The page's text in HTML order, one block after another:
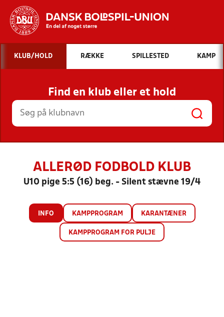
Hvad vil du søge efter?
INDHOLD OG NYHEDER
STILLINGER, RESULTATER, KLUBBER OG
HOLD
KLUB/HOLD RÆKKE SPILLESTED KAMP
Find en klub eller et hold
ALLERØD FODBOLD KLUB
U10 pige 5:5 (16) beg. - Silent stævne 19/4
INFO KAMPPROGRAM KARANTÆNER
KAMPPROGRAM FOR PULJE